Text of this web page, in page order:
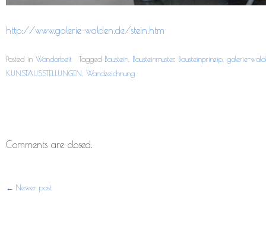
http://www.galerie-walden.de/stein.htm
Posted in Wandarbeit Tagged Baustein Bausteinmuster, Bausteinprinzip galerie-
KUNSTAUSSTELLUNGEN Wandzeichnung
Comments are closed.
Post
Newer post